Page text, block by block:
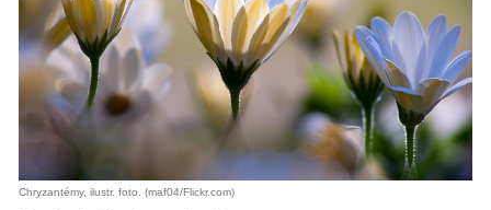
Chryzantémy, ilustr. foto. (maf04/Flickr.com)